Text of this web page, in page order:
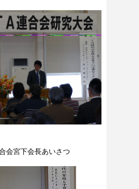
会宮下会長あいさつ